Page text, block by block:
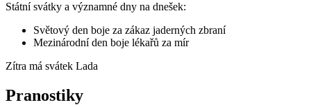
Státní svátky a významné dny na dnešek:
Světový den boje za zákaz jaderných zbraní
Mezinárodní den boje lékařů za mír
Zítra má svátek Lada
Pranostiky